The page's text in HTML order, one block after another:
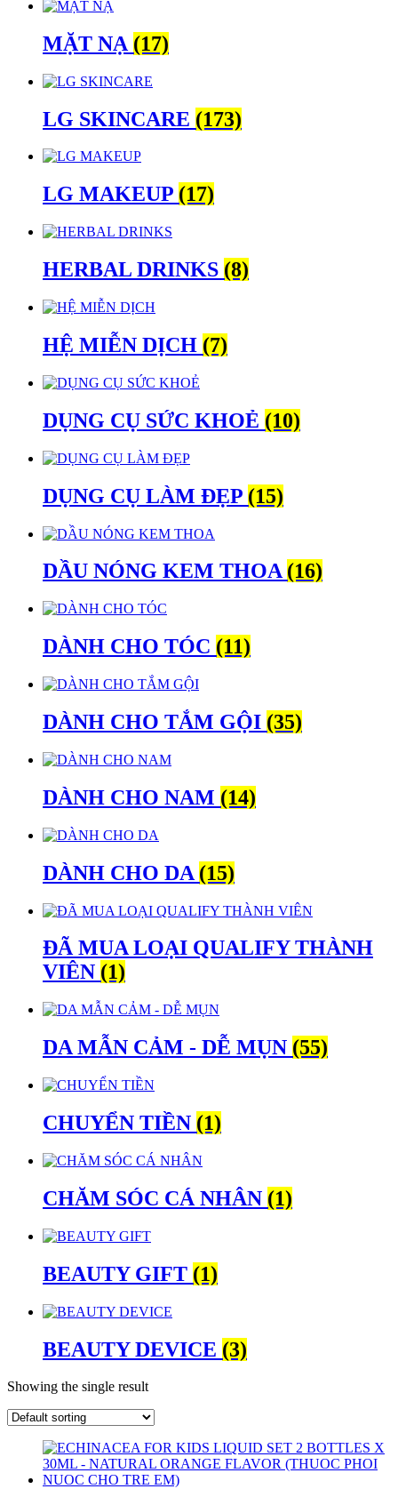
MẶT NẠ (17)
LG SKINCARE (173)
LG MAKEUP (17)
HERBAL DRINKS (8)
HỆ MIỄN DỊCH (7)
DỤNG CỤ SỨC KHOẺ (10)
DỤNG CỤ LÀM ĐẸP (15)
DẦU NÓNG KEM THOA(16)
DÀNH CHO TÓC (11)
DÀNH CHO TẮM GỘI (35)
DÀNH CHO NAM (14)
DÀNH CHO DA (15)
ĐÃ MUA LOẠI QUALIFY THÀNH
VIÊN (1)
DA MẪN CẢM - DỄ MỤN (55)
CHUYỂN TIỀN (1)
CHĂM SÓC CÁ NHÂN (1)
BEAUTY GIFT (1)
BEAUTY DEVICE (3)
Showing the single result